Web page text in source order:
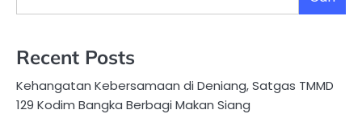
Recent Posts
Kehangatan Kebersamaan di Deniang, Satgas TMMD
129 Kodim Bangka Berbagi Makan Siang